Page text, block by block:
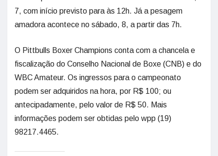
7, com início previsto para às 12h. Já a pesagem
amadora acontece no sábado, 8, a partir das 7h.
O Pittbulls Boxer Champions conta com a chancela e
fiscalização do Conselho Nacional de Boxe (CNB) e do
WBC Amateur. Os ingressos para o campeonato
podem ser adquiridos na hora, por R$ 100; ou
antecipadamente, pelo valor de R$ 50. Mais
informações podem ser obtidas pelo wpp (19)
98217.4465.